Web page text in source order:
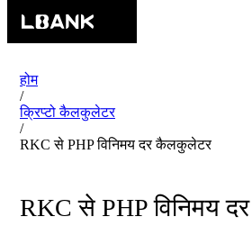
होम
/
क्रिप्टो कैलकुलेटर
/
RKC से PHP विनिमय दर कैलकुलेटर
RKC से PHP विनिमय